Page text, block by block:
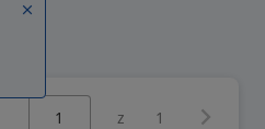
Wybierz stronę:
z 1
Zamknij wskazówkę